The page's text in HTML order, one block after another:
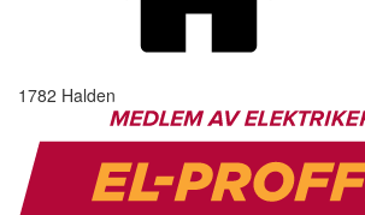
1782 Halden